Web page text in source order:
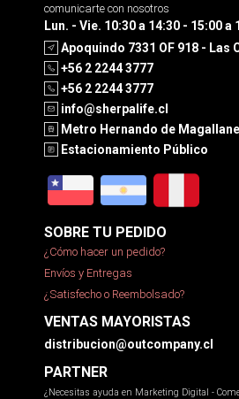
comunicarte con nosotros
Lun. - Vie. 10:30 a 14:30 - 15:00 a
Apoquindo 7331 OF 918 - Las
+56 2 2244 3777
+56 2 2244 3777
info@sherpalife.cl
Metro Hernando de
Estacionamiento Público
SOBRE TU PEDIDO
¿Cómo hacer un pedido?
Envíos y Entregas
¿Satisfecho o Reembolsado?
VENTAS MAYORISTAS
distribucion@outcompany.cl
PARTNER
¿Necesitas ayuda en Marketing Digital -